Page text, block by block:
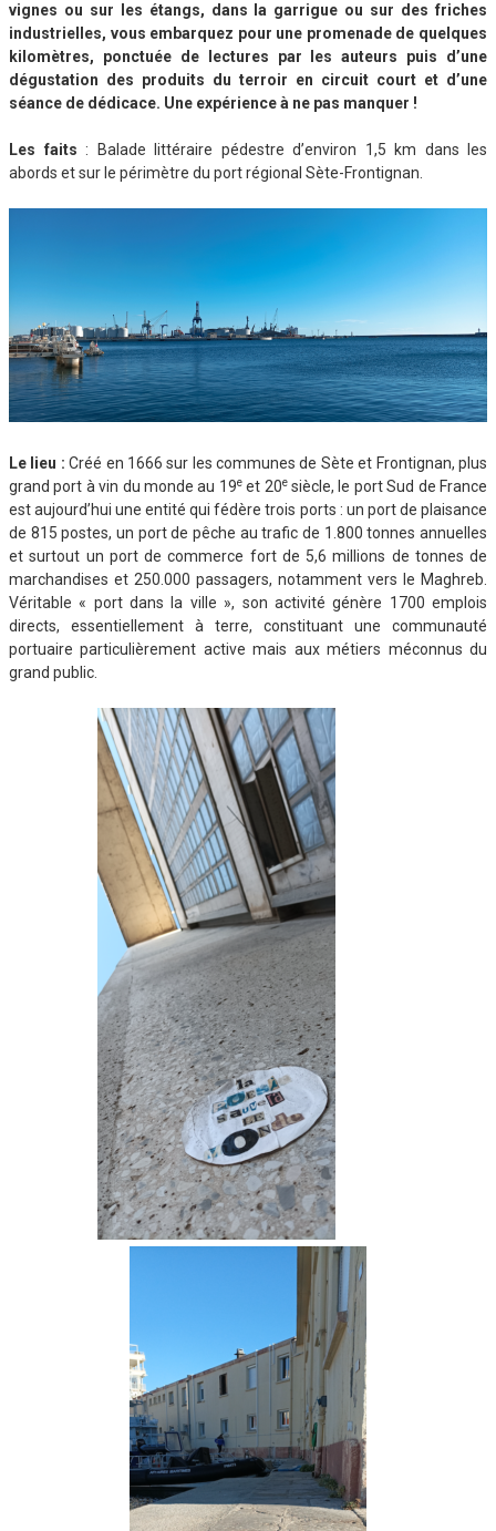
vignes ou sur les étangs, dans la garrigue ou sur des friches
industrielles, vous embarquez pour une promenade de quelques
kilomètres, ponctuée de lectures par les auteurs puis d’une
dégustation des produits du terroir en circuit court et d’une
séance de dédicace. Une expérience à ne pas manquer !
Les faits : Balade littéraire pédestre d’environ 1,5 km dans les
abords et sur le périmètre du port régional Sète-Frontignan.
Le lieu : Créé en 1666 sur les communes de Sète et Frontignan, plus
grand port à vin du monde au 19eet 20esiècle, le port Sud de France
est aujourd’hui une entité qui fédère trois ports : un port de plaisance
de 815 postes, un port de pêche au trafic de 1.800 tonnes annuelles
et surtout un port de commerce fort de 5,6 millions de tonnes de
marchandises et 250.000 passagers, notamment vers le Maghreb.
Véritable « port dans la ville », son activité génère 1700 emplois
directs, essentiellement à terre, constituant une communauté
portuaire particulièrement active mais aux métiers méconnus du
grand public.